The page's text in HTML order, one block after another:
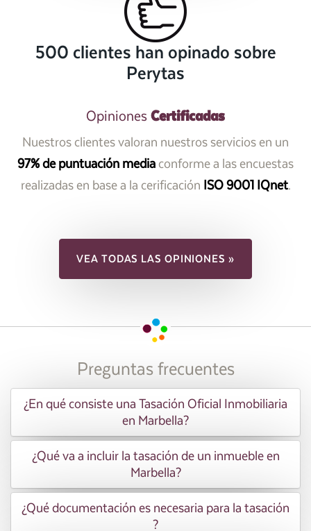
500 clientes han opinado sobre
Perytas
Opiniones Certificadas
Nuestros clientes valoran nuestros servicios en un
97% de puntuación mediaconforme a las encuestas
realizadas en base a la cerificación ISO 9001 IQnet.
VEA TODAS LAS OPINIONES »
Preguntas frecuentes
¿En qué consiste una Tasación Oficial Inmobiliaria
en Marbella?
¿Qué va a incluir la tasación de un inmueble en
Marbella?
¿Qué documentación es necesaria para la tasación
?